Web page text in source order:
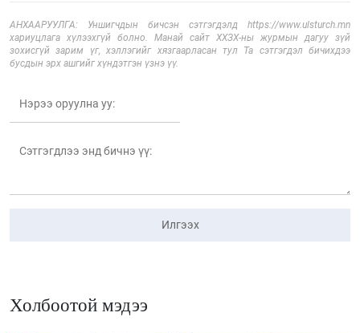
АНХААРУУЛГА: Уншигчдын бичсэн сэтгэгдэлд https://www.ulsturch.mn
хариуцлага хүлээхгүй болно. Манай сайт ХХЗХ-ны журмын дагуу зүй
зохисгүй зарим үг, хэллэгийг хязгаарласан тул Та сэтгэгдэл бичихдээ
бусдын эрх ашгийг хүндэтгэн үзнэ үү.
Илгээх
Холбоотой мэдээ